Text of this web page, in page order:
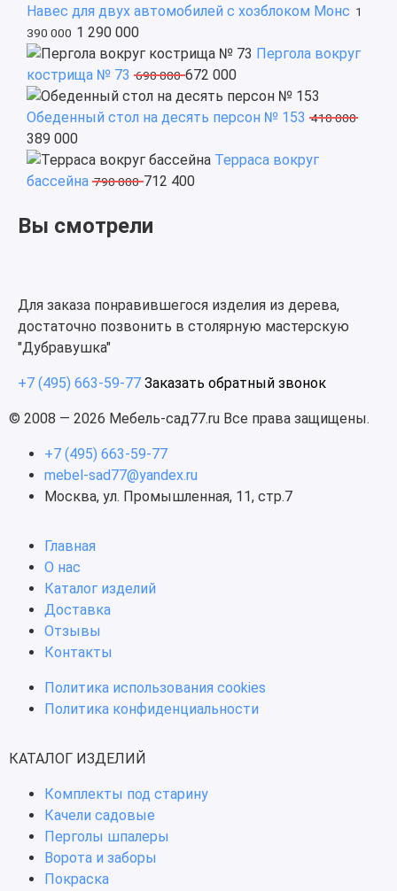
Навес для двух автомобилей с хозблоком Монс 1
390 000 1 290 000
Пергола вокруг
кострища № 73 690 000672 000
Обеденный стол на десять персон № 153 410 000
389 000
Терраса вокруг
бассейна 790 000712 400
Вы смотрели
Для заказа понравившегося изделия из дерева,
достаточно позвонить в столярную мастерскую
"Дубравушка"
+7 (495) 663-59-77 Заказать обратный звонок
© 2008 — 2026 Мебель-сад77.ru Все права защищены.
+7 (495) 663-59-77
mebel-sad77@yandex.ru
Москва, ул. Промышленная, 11, стр.7
Главная
О нас
Каталог изделий
Доставка
Отзывы
Контакты
Политика использования cookies
Политика конфиденциальности
КАТАЛОГ ИЗДЕЛИЙ
Комплекты под старину
Качели садовые
Перголы шпалеры
Ворота и заборы
Покраска